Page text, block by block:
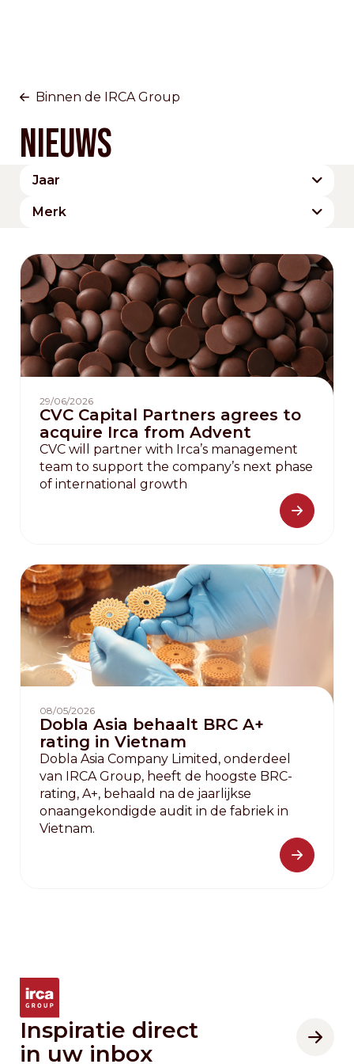
Binnen de IRCA Group
Nieuws
Jaar
2026
Merk
IRCA Since 1919 Joygelato
Maestro Circle Ravifruit
The Signature Collection
29/06/2026
CVC Capital Partners agrees to
acquire Irca from Advent
CVC will partner with Irca’s management
team to support the company’s next phase
of international growth
08/05/2026
Dobla Asia behaalt BRC A+
rating in Vietnam
Dobla Asia Company Limited, onderdeel
van IRCA Group, heeft de hoogste BRC-
rating, A+, behaald na de jaarlijkse
onaangekondigde audit in de fabriek in
Vietnam.
Inspiratie direct
in uw inbox